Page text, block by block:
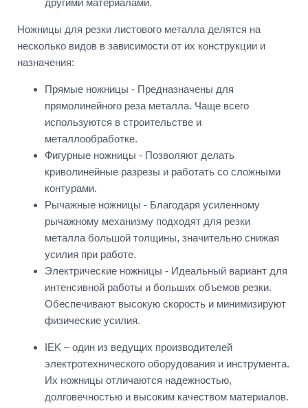
Ножницы для резки листового металла делятся на
несколько видов в зависимости от их конструкции и
назначения:
Прямые ножницы - Предназначены для
прямолинейного реза металла. Чаще всего
используются в строительстве и
металлообработке.
Фигурные ножницы - Позволяют делать
криволинейные разрезы и работать со сложными
контурами.
Рычажные ножницы - Благодаря усиленному
рычажному механизму подходят для резки
металла большой толщины, значительно снижая
усилия при работе.
Электрические ножницы - Идеальный вариант для
интенсивной работы и больших объемов резки.
Обеспечивают высокую скорость и минимизируют
физические усилия.
IEK – один из ведущих производителей
электротехнического оборудования и инструмента.
Их ножницы отличаются надежностью,
долговечностью и высоким качеством материалов.